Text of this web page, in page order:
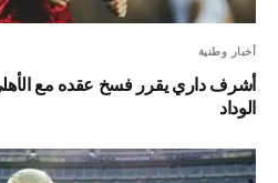
أخبار وطنية
أشرف داري يقرر فسخ عقده مع
الوداد